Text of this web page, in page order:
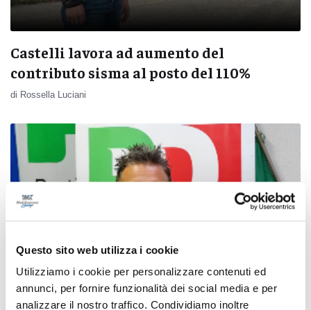
Questo sito web utilizza i cookie
Utilizziamo i cookie per personalizzare contenuti ed
annunci, per fornire funzionalità dei social media e per
analizzare il nostro traffico. Condividiamo inoltre
Castelli lavora ad aumento del
contributo sisma al posto del 110%
di Rossella Luciani